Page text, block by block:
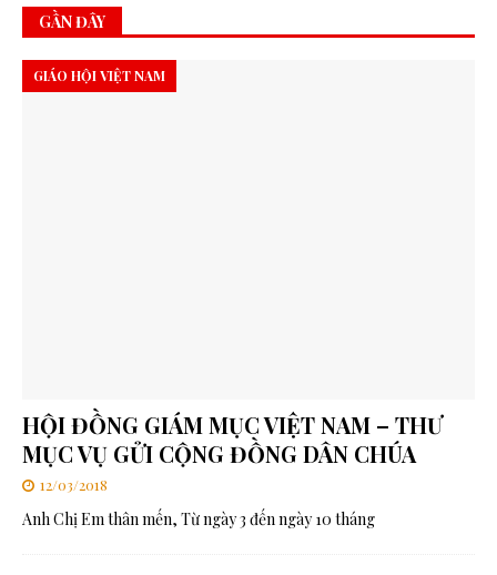
GẦN ĐÂY
HỘI ĐỒNG GIÁM MỤC VIỆT NAM – THƯ
MỤC VỤ GỬI CỘNG ĐỒNG DÂN CHÚA
GIÁO HỘI VIỆT NAM
12/03/2018
Anh Chị Em thân mến, Từ ngày 3 đến ngày 10 tháng